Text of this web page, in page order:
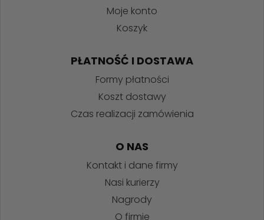
Moje konto
Koszyk
PŁATNOŚĆ I DOSTAWA
Formy płatności
Koszt dostawy
Czas realizacji zamówienia
O NAS
Kontakt i dane firmy
Nasi kurierzy
Nagrody
O firmie